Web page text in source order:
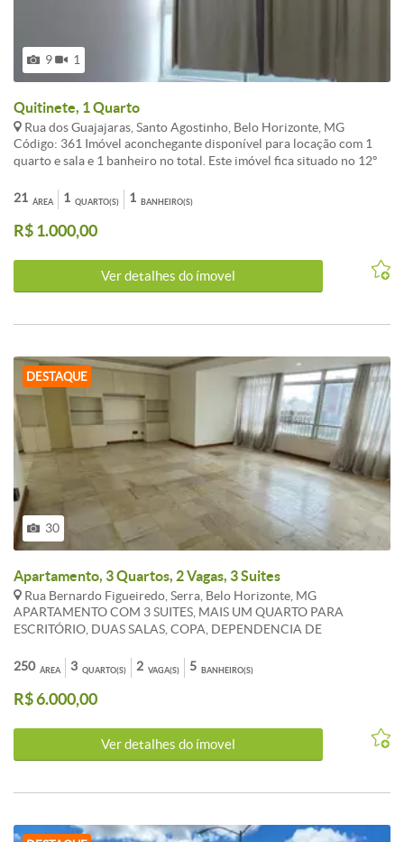
9 1
Quitinete, 1 Quarto
Rua dos Guajajaras, Santo Agostinho, Belo Horizonte, MG
Código: 361 Imóvel aconchegante disponível para locação com 1
quarto e sala e 1 banheiro no total. Este imóvel fica situado no 12º
bairro Santo Agostinho em Belo Horizonte. É bem localizado,
próximo aos principais pontos de Lourdes, tais como Teatro
Topázio, Brasas English Course, Una-Barro Preto, Teatro Santo
CARACTERISTICAS:Cozinha com armários - Banheiros com
armários - Porteiro físico - Sol da manhã - Esquadrias alumínio -
ÁREA
21 QUARTO(S)
1 BANHEIRO(S)
1
R$ 1.000,00
Ver detalhes do ímovel
DESTAQUE
30
Apartamento, 3 Quartos, 2 Vagas, 3 Suites
Rua Bernardo Figueiredo, Serra, Belo Horizonte, MG
APARTAMENTO COM 3 SUITES, MAIS UM QUARTO PARA
ESCRITÓRIO, DUAS SALAS, COPA, DEPENDENCIA DE
250M², SALÃO DE FESTAS MONTADO, ACADEMIA, EXCELENTE
ÁREA EXTERNA, CONTROLE DE ENTRADA COM
RECONHECIMENTO FACIAL, 2 VAGAS DE GARAGEM
FARMACIAS, SUPERMERCADO CLUBE OLYMPICO.
ÁREA
250 QUARTO(S)
3 VAGA(S)
2 BANHEIRO(S)
5
R$ 6.000,00
Ver detalhes do ímovel